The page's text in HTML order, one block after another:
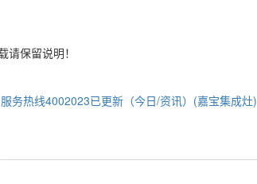
请保留说明！
务热线4002023已更新（今日/资讯）(嘉宝集成灶)